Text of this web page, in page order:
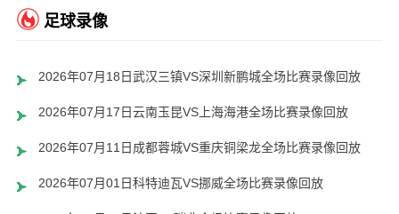
足球录像
2026年07月18日武汉三镇VS深圳新鹏城全场比赛录像回放
2026年07月17日云南玉昆VS上海海港全场比赛录像回放
2026年07月11日成都蓉城VS重庆铜梁龙全场比赛录像回放
2026年07月01日科特迪瓦VS挪威全场比赛录像回放